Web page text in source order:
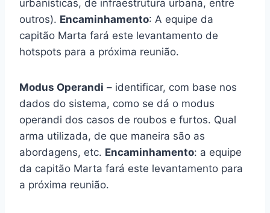
urbanísticas, de infraestrutura urbana, entre
outros). Encaminhamento: A equipe da
capitão Marta fará este levantamento de
hotspots para a próxima reunião.
Modus Operandi – identificar, com base nos
dados do sistema, como se dá o modus
operandi dos casos de roubos e furtos. Qual
arma utilizada, de que maneira são as
abordagens, etc. Encaminhamento: a equipe
da capitão Marta fará este levantamento para
a próxima reunião.